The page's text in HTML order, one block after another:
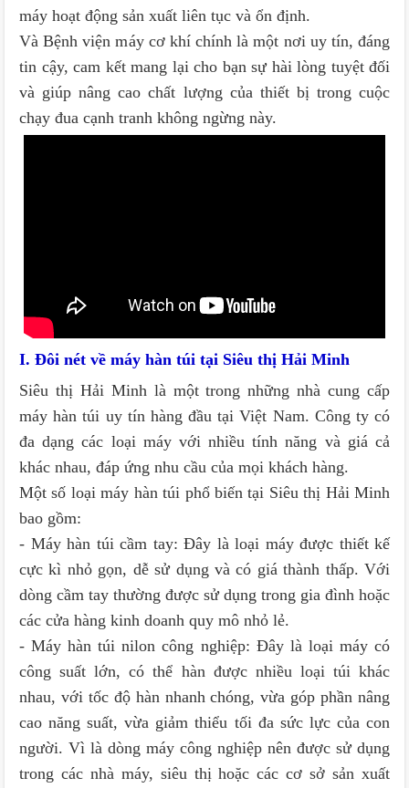
máy hoạt động sản xuất liên tục và ổn định.
Và Bệnh viện máy cơ khí chính là một nơi uy tín, đáng
tin cậy, cam kết mang lại cho bạn sự hài lòng tuyệt đối
và giúp nâng cao chất lượng của thiết bị trong cuộc
chạy đua cạnh tranh không ngừng này.
I. Đôi nét về máy hàn túi tại Siêu thị Hải Minh
Siêu thị Hải Minh là một trong những nhà cung cấp
máy hàn túi uy tín hàng đầu tại Việt Nam. Công ty có
đa dạng các loại máy với nhiều tính năng và giá cả
khác nhau, đáp ứng nhu cầu của mọi khách hàng.
Một số loại máy hàn túi phổ biến tại Siêu thị Hải Minh
bao gồm:
- Máy hàn túi cầm tay: Đây là loại máy được thiết kế
cực kì nhỏ gọn, dễ sử dụng và có giá thành thấp. Với
dòng cầm tay thường được sử dụng trong gia đình hoặc
các cửa hàng kinh doanh quy mô nhỏ lẻ.
- Máy hàn túi nilon công nghiệp: Đây là loại máy có
công suất lớn, có thể hàn được nhiều loại túi khác
nhau, với tốc độ hàn nhanh chóng, vừa góp phần nâng
cao năng suất, vừa giảm thiểu tối đa sức lực của con
người. Vì là dòng máy công nghiệp nên được sử dụng
trong các nhà máy, siêu thị hoặc các cơ sở sản xuất